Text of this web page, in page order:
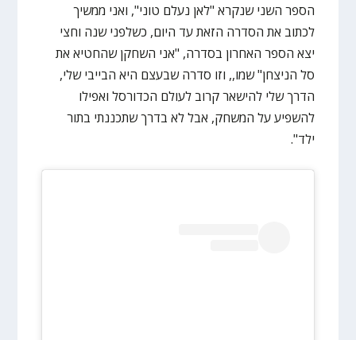
הספר השני שנקרא "לאן נעלם טוני", ואני ממשיך
לכתוב את הסדרה הזאת עד היום, כשלפני שנה וחצי
יצא הספר האחרון בסדרה, "אני השחקן שהחטיא את
סל הניצחן" שמו,, וזו סדרה שבעצם היא הבייבי שלי,
הדרך שלי להישאר קרוב לעולם הכדורסל ואפילו
להשפיע על המשחק, אבל לא בדרך שתכננתי בתור
ילד".